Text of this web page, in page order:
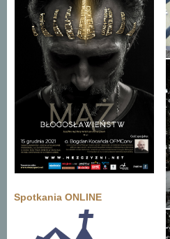
Spotkania ONLINE